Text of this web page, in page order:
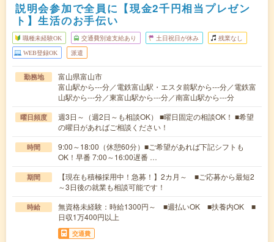
説明会参加で全員に【現金2千円相当プレゼン
ト】生活のお手伝い
職種未経験OK 交通費別途支給あり 土日祝日が休み 残業なし
WEB登録OK 派遣
勤務地
富山県富山市
富山駅から---分／電鉄富山駅・エスタ前駅から---分／電鉄富
山駅から---分／東富山駅から---分／南富山駅から---分
曜日頻度
週3日～（週2日～も相談OK） ■曜日固定の相談OK！ ■希望
の曜日があればご相談ください！
時間
9:00～18:00（休憩60分）■ご希望があれば下記シフトも
OK！早番 7:00～16:00遅番 …
期間
【現在も積極採用中！急募！】2カ月～ ■ご応募から最短2
～3日後の就業も相談可能です！
時給
無資格未経験：時給1300円～ ■週払いOK ■扶養内OK ■
日収1万400円以上
交通費